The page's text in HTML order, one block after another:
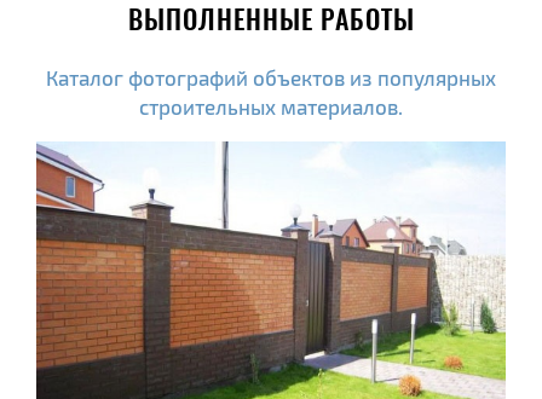
ВЫПОЛНЕННЫЕ РАБОТЫ
Каталог фотографий объектов из популярных
строительных материалов.